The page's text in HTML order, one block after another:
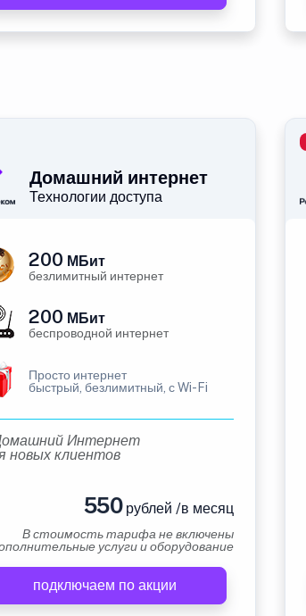
Домашний интернет
Технологии доступа
200 МБит
безлимитный интернет
200 МБит
беспроводной интернет
Просто интернет
быстрый, безлимитный, с Wi-Fi
Интернет
новых клиентов
550рублей /в месяц
В стоимость тарифа не включены
услуги и оборудование
подключаем по акции